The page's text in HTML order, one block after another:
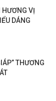
HƯƠNG VỊ
DÁNG
THƯƠNG